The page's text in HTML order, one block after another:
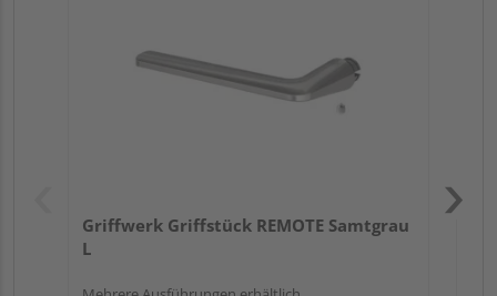
Griffwerk Griffstück REMOTE Samtgrau
L